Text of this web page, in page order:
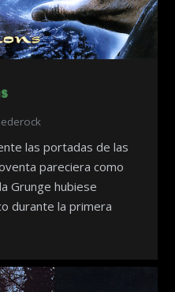
las portadas de las
pareciera como
Grunge hubiese
durante la primera